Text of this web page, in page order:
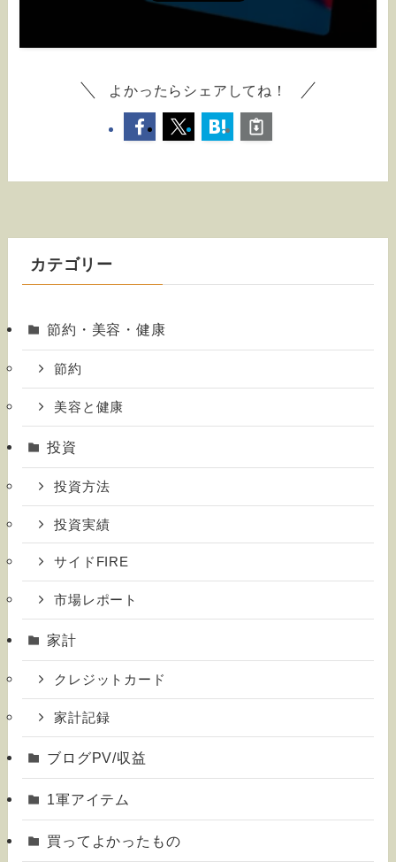
よかったらシェアしてね！
カテゴリー
節約・美容・健康
節約
美容と健康
投資
投資方法
投資実績
サイドFIRE
市場レポート
家計
クレジットカード
家計記録
ブログPV/収益
1軍アイテム
買ってよかったもの